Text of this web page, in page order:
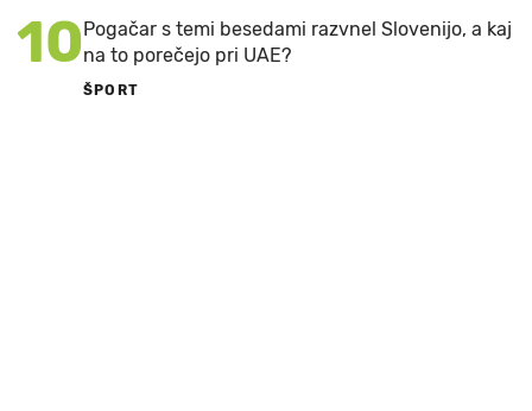
10 Pogačar s temi besedami razvnel Slovenijo, a kaj
na to porečejo pri UAE?
ŠPORT